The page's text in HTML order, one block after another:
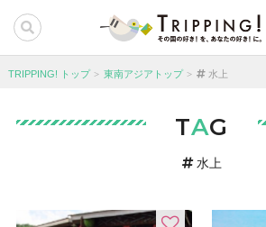
TRIPPING! トップ 東南アジアトップ 水上
TAG
水上